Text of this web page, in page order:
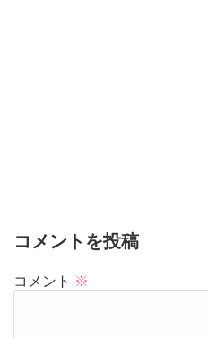
コメントを投稿
コメント ※